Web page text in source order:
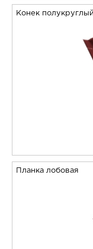
Конек
Планка лобовая